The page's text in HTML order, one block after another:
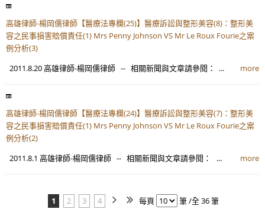
高雄律師-楊岡儒律師【醫療法專欄(25)】醫療訴訟與整形美容(8)：整形美
容之民事損害賠償責任(1) Mrs Penny Johnson VS Mr Le Roux Fourie之案
例分析(3)
2011.8.20 高雄律師-楊岡儒律師 -- 相關新聞與文章請參閱： ...
more
高雄律師-楊岡儒律師【醫療法專欄(24)】醫療訴訟與整形美容(7)：整形美
容之民事損害賠償責任(1) Mrs Penny Johnson VS Mr Le Roux Fourie之案
例分析(2)
2011.8.1 高雄律師-楊岡儒律師 -- 相關新聞與文章請參閱： ...
more
1 2 3 4 每頁 筆 /全 36 筆